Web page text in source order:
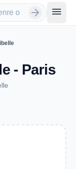
arrow_forward menu
- Paris